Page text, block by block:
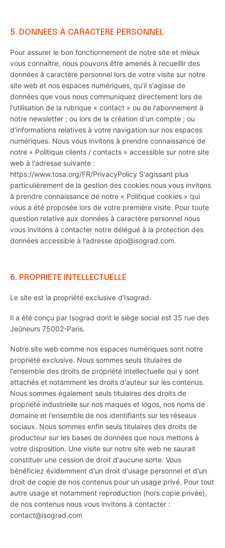
5. DONNEES A CARACTERE PERSONNEL
Pour assurer le bon fonctionnement de notre site et mieux
vous connaître, nous pouvons être amenés à recueillir des
données à caractère personnel lors de votre visite sur notre
site web et nos espaces numériques, qu'il s'agisse de
données que vous nous communiquez directement lors de
l'utilisation de la rubrique « contact » ou de l'abonnement à
notre newsletter ; ou lors de la création d'un compte ; ou
d'informations relatives à votre navigation sur nos espaces
numériques. Nous vous invitons à prendre connaissance de
notre « Politique clients / contacts » accessible sur notre site
web à l'adresse suivante :
https://www.tosa.org/FR/PrivacyPolicy S'agissant plus
particulièrement de la gestion des cookies nous vous invitons
à prendre connaissance de notre « Politique cookies » qui
vous a été proposée lors de votre première visite. Pour toute
question relative aux données à caractère personnel nous
vous invitons à contacter notre délégué à la protection des
données accessible à l'adresse dpo@isograd.com.
6. PROPRIETE INTELLECTUELLE
Le site est la propriété exclusive d'Isograd.
Il a été conçu par Isograd dont le siège social est 35 rue des
Jeûneurs 75002-Paris.
Notre site web comme nos espaces numériques sont notre
propriété exclusive. Nous sommes seuls titulaires de
l'ensemble des droits de propriété intellectuelle qui y sont
attachés et notamment les droits d'auteur sur les contenus.
Nous sommes également seuls titulaires des droits de
propriété industrielle sur nos maques et logos, nos noms de
domaine et l'ensemble de nos identifiants sur les réseaux
sociaux. Nous sommes enfin seuls titulaires des droits de
producteur sur les bases de données que nous mettons à
votre disposition. Une visite sur notre site web ne saurait
constituer une cession de droit d'aucune sorte. Vous
bénéficiez évidemment d'un droit d'usage personnel et d'un
droit de copie de nos contenus pour un usage privé. Pour tout
autre usage et notamment reproduction (hors copie privée),
de nos contenus nous vous invitons à contacter :
contact@isograd.com